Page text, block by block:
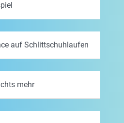
auf Schlittschuhlaufen
mehr